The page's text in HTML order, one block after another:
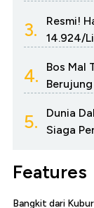
3.
Resmi!
14.924/
4.
Bos Mal
5.
Dunia
Siaga
Features
Bangkit dari